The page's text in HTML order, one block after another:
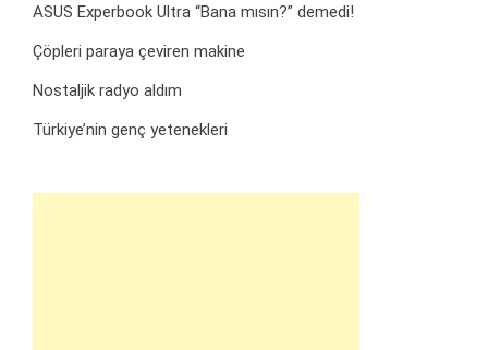
ASUS Experbook Ultra “Bana mısın?” demedi!
Çöpleri paraya çeviren makine
Nostaljik radyo aldım
Türkiye’nin genç yetenekleri